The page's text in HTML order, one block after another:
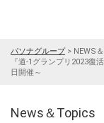
パソナグループ> NEWS
『道-1グランプリ2023
日開催～
News＆Topics